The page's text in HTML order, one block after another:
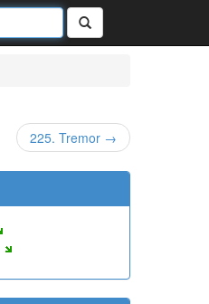
Rechercher
225. Tremor →